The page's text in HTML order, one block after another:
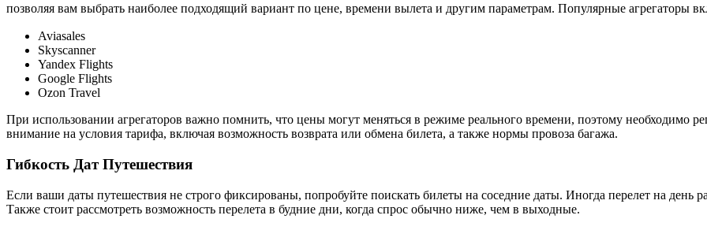
позволяя вам выбрать наиболее подходящий вариант по цене, времени вылета и другим параметрам. Популярные агрегаторы
Aviasales
Skyscanner
Yandex Flights
Google Flights
Ozon Travel
При использовании агрегаторов важно помнить, что цены могут меняться в режиме реального времени, поэтому необходимо
внимание на условия тарифа, включая возможность возврата или обмена билета, а также нормы провоза багажа.
Гибкость Дат Путешествия
Если ваши даты путешествия не строго фиксированы, попробуйте поискать билеты на соседние даты. Иногда перелет на день
Также стоит рассмотреть возможность перелета в будние дни, когда спрос обычно ниже, чем в выходные.